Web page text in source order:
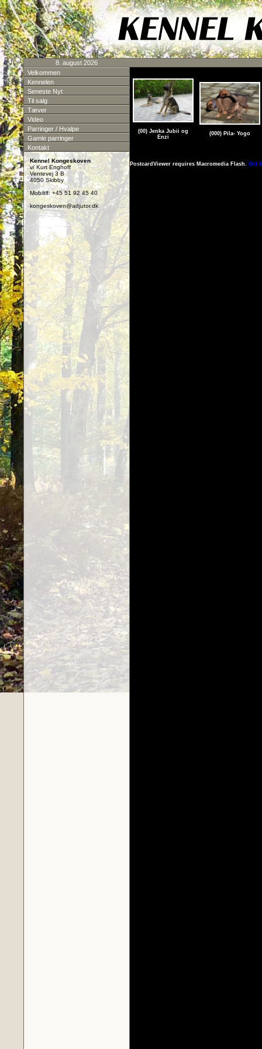
8. august 2026
Velkommen
Kennelen
Seneste Nyt
Til salg
Tæver
Video
Parringer / Hvalpe
Gamle parringer
Kontakt
Kennel Kongeskoven
v/ Kurt Enghoff
Ventevej 3 B
4050 Skibby
Mobiltlf: +45 51 92 45 40
kongeskoven@adjutor.dk
(00) Jenka Jubii og
Enzi
(000) Pila- Yogo
PostcardViewer requires Macromedia Flash. Get